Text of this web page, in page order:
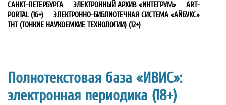
САНКТ-ПЕТЕРБУРГА
ЭЛЕКТРОННЫЙ АРХИВ «ИНТЕГРУМ»
ART-
PORTAL (16+)
ЭЛЕКТРОННО-БИБЛИОТЕЧНАЯ СИСТЕМА «АЙБУКС»
ТНТ (ТОНКИЕ НАУКОЕМКИЕ ТЕХНОЛОГИИ) (12+)
Полнотекстовая база «ИВИС»:
электронная периодика (18+)